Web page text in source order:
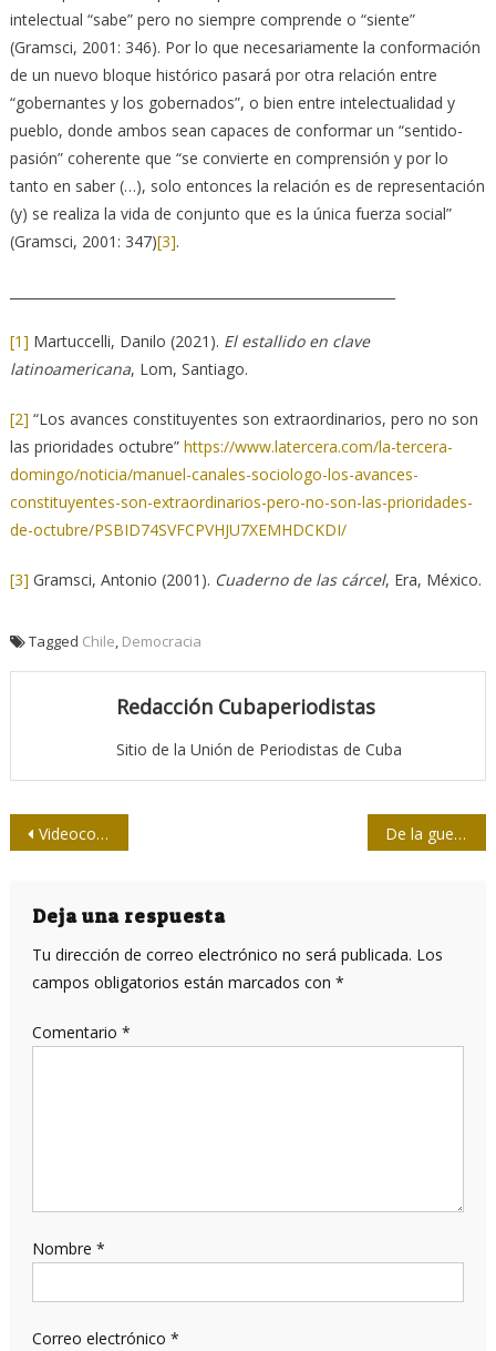
intelectual “sabe” pero no siempre comprende o “siente”
(Gramsci, 2001: 346). Por lo que necesariamente la conformación
de un nuevo bloque histórico pasará por otra relación entre
“gobernantes y los gobernados”, o bien entre intelectualidad y
pueblo, donde ambos sean capaces de conformar un “sentido-
pasión” coherente que “se convierte en comprensión y por lo
tanto en saber (…), solo entonces la relación es de representación
(y) se realiza la vida de conjunto que es la única fuerza social”
(Gramsci, 2001: 347)[3].
[1] Martuccelli, Danilo (2021). El estallido en clave
latinoamericana, Lom, Santiago.
[2] “Los avances constituyentes son extraordinarios, pero no son
las prioridades octubre” https://www.latercera.com/la-tercera-
domingo/noticia/manuel-canales-sociologo-los-avances-
constituyentes-son-extraordinarios-pero-no-son-las-prioridades-
de-octubre/PSBID74SVFCPVHJU7XEMHDCKDI/
[3] Gramsci, Antonio (2001). Cuaderno de las cárcel, Era, México.
Tagged Chile Democracia
Redacción Cubaperiodistas
Sitio de la Unión de Periodistas de Cuba
Navegación
entradas
Videoconferencia: Paterna, el paredón de España De la guerra de España a Girón: ¡Fandanguillo!
Deja una respuesta
Tu dirección de correo electrónico no será publicada. Los
campos obligatorios están marcados con *
Comentario *
Nombre *
Correo electrónico *